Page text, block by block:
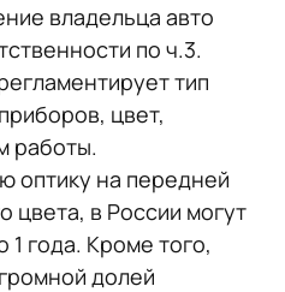
владельца авто
по ч.3.
тип
цвет,
работы.
оптику на передней
цвета, в России могут
1 года. Кроме того,
долей